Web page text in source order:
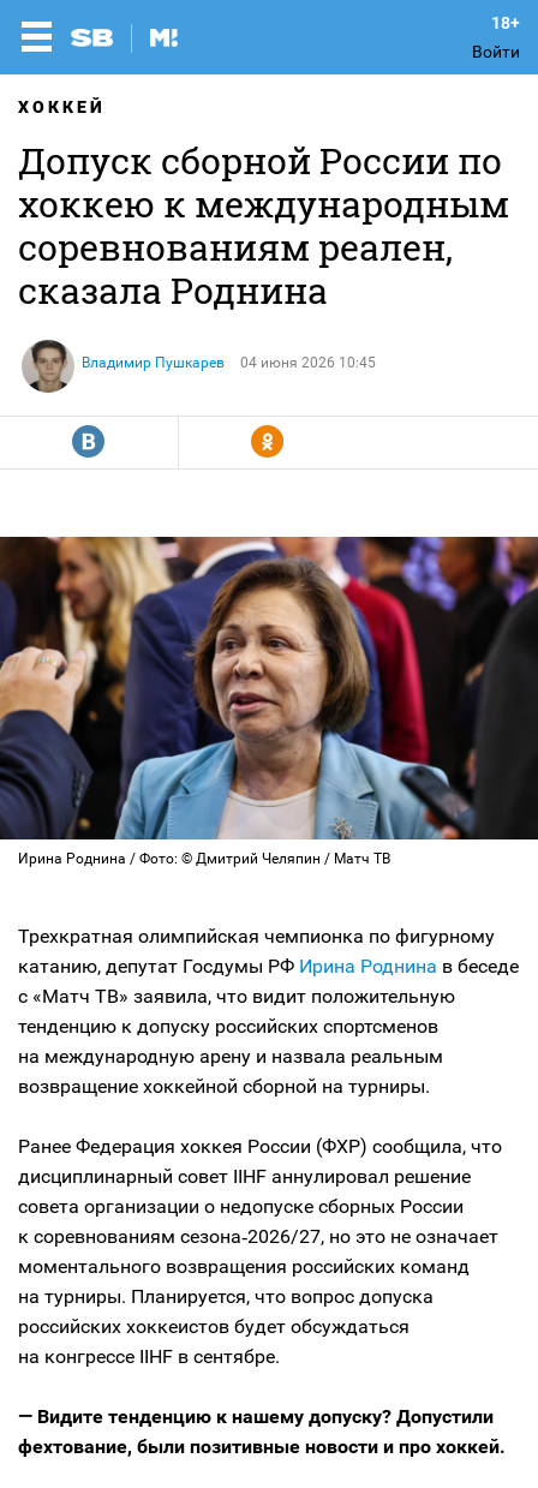
Войти
ХОККЕЙ
Допуск сборной России по
хоккею к международным
соревнованиям реален,
сказала Роднина
Владимир Пушкарев 04 июня 2026 10:45
R Y
Ирина Роднина / Фото: © Дмитрий Челяпин / Матч ТВ
Трехкратная олимпийская чемпионка по фигурному
катанию, депутат Госдумы РФ Ирина Роднина в беседе
с «Матч ТВ» заявила, что видит положительную
тенденцию к допуску российских спортсменов
на международную арену и назвала реальным
возвращение хоккейной сборной на турниры.
Ранее Федерация хоккея России (ФХР) сообщила, что
дисциплинарный совет IIHF аннулировал решение
совета организации о недопуске сборных России
к соревнованиям сезона‑2026/27, но это не означает
моментального возвращения российских команд
на турниры. Планируется, что вопрос допуска
российских хоккеистов будет обсуждаться
на конгрессе IIHF в сентябре.
— Видите тенденцию к нашему допуску? Допустили
фехтование, были позитивные новости и про хоккей.